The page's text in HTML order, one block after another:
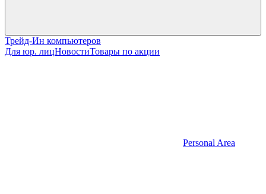
Трейд-Ин компьютеров
Для юр. лицНовостиТовары по акции
Personal Area